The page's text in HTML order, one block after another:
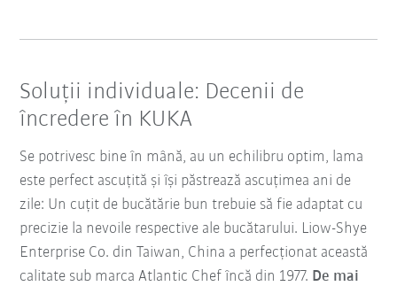
Soluții individuale: Decenii de
încredere în KUKA
Se potrivesc bine în mână, au un echilibru optim, lama
este perfect ascuțită și își păstrează ascuțimea ani de
zile: Un cuțit de bucătărie bun trebuie să fie adaptat cu
precizie la nevoile respective ale bucătarului. Liow-Shye
Enterprise Co. din Taiwan, China a perfecționat această
calitate sub marca Atlantic Chef încă din 1977. De mai